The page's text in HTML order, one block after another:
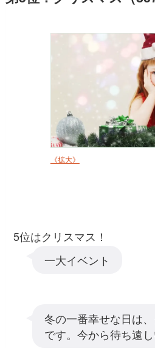
《拡大》
5位はクリスマス！
一大イベント
冬の一番幸せな日は
です。今から待ち遠